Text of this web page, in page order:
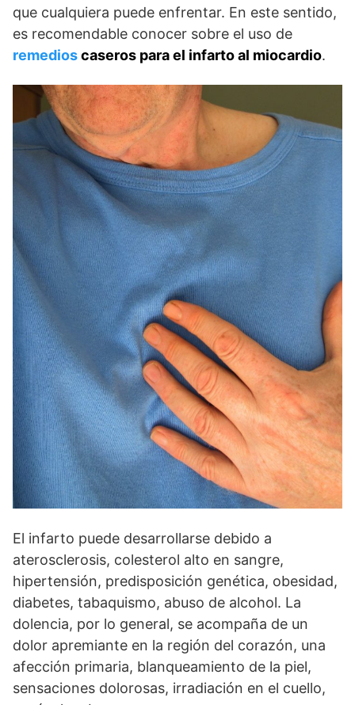
que cualquiera puede enfrentar. En este sentido,
es recomendable conocer sobre el uso de
remedioscaseros para el infarto al miocardio.
El infarto puede desarrollarse debido a
aterosclerosis, colesterol alto en sangre,
hipertensión, predisposición genética, obesidad,
diabetes, tabaquismo, abuso de alcohol. La
dolencia, por lo general, se acompaña de un
dolor apremiante en la región del corazón, una
afección primaria, blanqueamiento de la piel,
sensaciones dolorosas, irradiación en el cuello,